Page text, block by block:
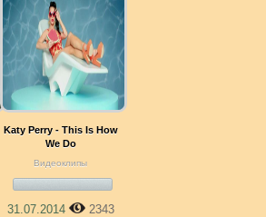
Katy Perry - This Is How
We Do
Видеоклипы
31.07.2014
2343